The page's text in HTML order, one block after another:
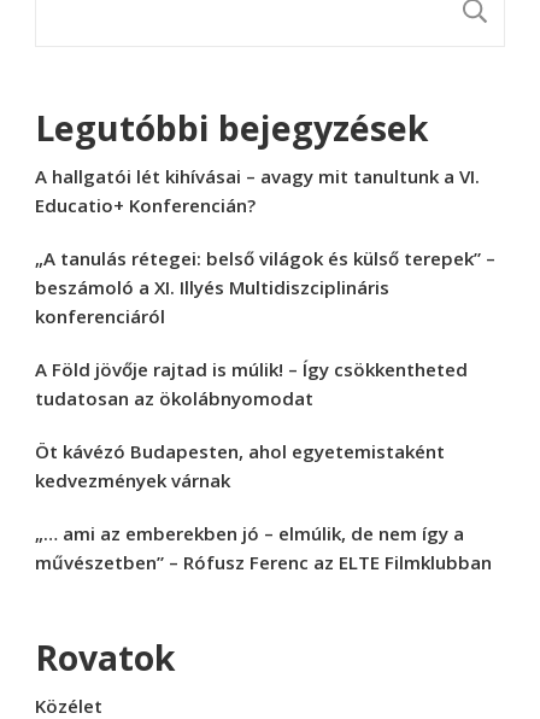
Legutóbbi bejegyzések
A hallgatói lét kihívásai – avagy mit tanultunk a VI.
Educatio+ Konferencián?
„A tanulás rétegei: belső világok és külső terepek” –
beszámoló a XI. Illyés Multidiszciplináris
konferenciáról
A Föld jövője rajtad is múlik! – Így csökkentheted
tudatosan az ökolábnyomodat
Öt kávézó Budapesten, ahol egyetemistaként
kedvezmények várnak
„… ami az emberekben jó – elmúlik, de nem így a
művészetben” – Rófusz Ferenc az ELTE Filmklubban
Rovatok
Közélet